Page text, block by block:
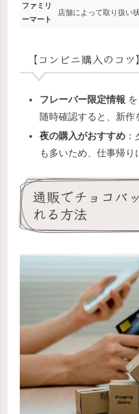
ファミリ
ーマート
店舗によって取り扱い
【コンビニ購入のコツ】
フレーバー限定情報
随時確認すると、新作
夜の購入がおすすめ：
も多いため、仕事帰り
通販でチョコバ
れる方法